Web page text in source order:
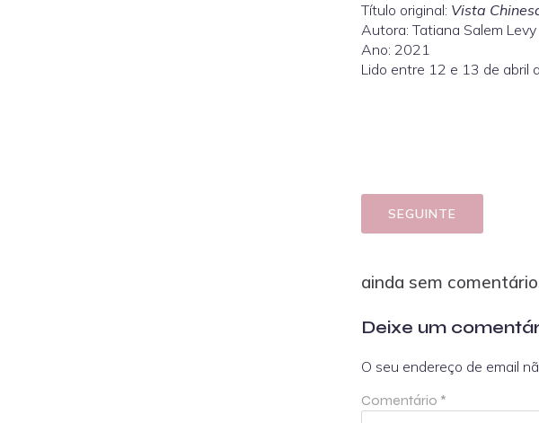
Título original: Vista
Autora: Tatiana Salem Levy
Ano: 2021
Lido entre 12 e 13 de abril
SEGUINTE
ainda sem
Deixe um
O seu endereço de email
Comentário *